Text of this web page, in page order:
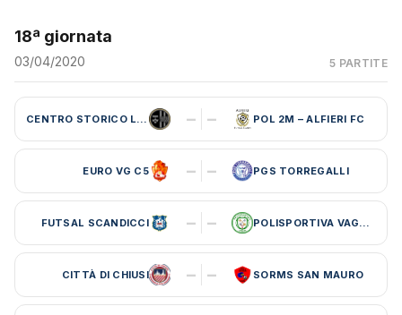
18ª giornata
03/04/2020 5 PARTITE
CENTRO STORICO LEBOWSKI – – POL 2M – ALFIERI FC
EURO VG C5 – – PGS TORREGALLI
FUTSAL SCANDICCI – – POLISPORTIVA VAGLIA
CITTÀ DI CHIUSI – – SORMS SAN MAURO